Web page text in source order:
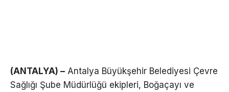
(ANTALYA) – Antalya Büyükşehir Belediyesi Çevre
Sağlığı Şube Müdürlüğü ekipleri, Boğaçayı ve